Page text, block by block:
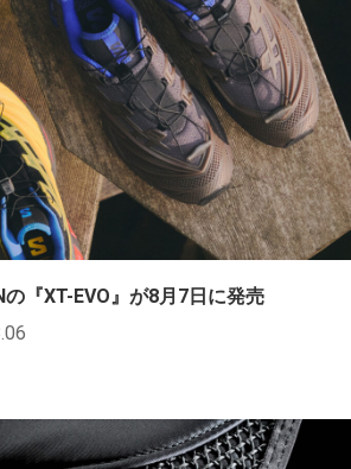
『XT-EVO』が8月7日に発売